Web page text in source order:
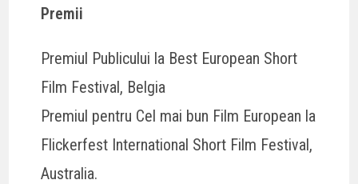
Premii
Premiul Publicului la Best European Short
Film Festival, Belgia
Premiul pentru Cel mai bun Film European la
Flickerfest International Short Film Festival,
Australia.